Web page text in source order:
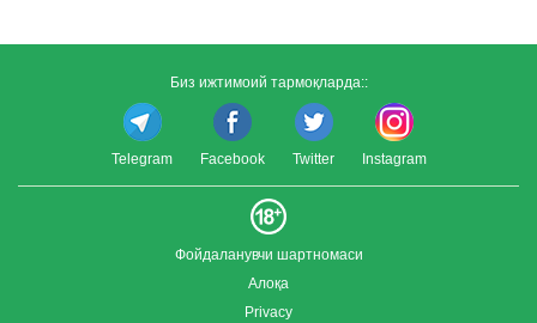
Биз ижтимоий тармоқларда::
Telegram Facebook Twitter Instagram
Фойдаланувчи шартномаси
Алоқа
Privacy